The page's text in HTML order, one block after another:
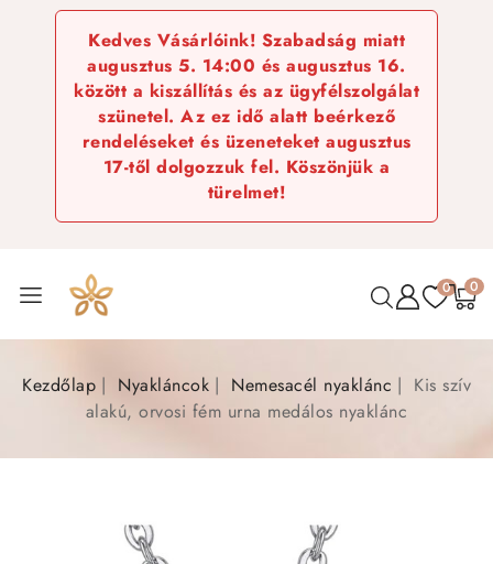
Kedves Vásárlóink! Szabadság miatt
augusztus 5. 14:00 és augusztus 16.
között a kiszállítás és az ügyfélszolgálat
szünetel. Az ez idő alatt beérkező
rendeléseket és üzeneteket augusztus
17-től dolgozzuk fel. Köszönjük a
türelmet!
0 0
Kezdőlap Nyakláncok Nemesacél nyaklánc
Kis szív
alakú, orvosi fém urna medálos nyaklánc